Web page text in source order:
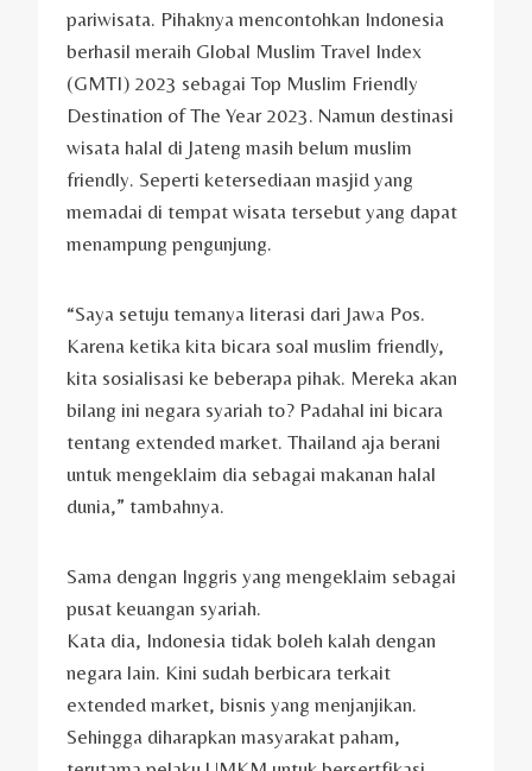
pariwisata. Pihaknya mencontohkan Indonesia
berhasil meraih Global Muslim Travel Index
(GMTI) 2023 sebagai Top Muslim Friendly
Destination of The Year 2023. Namun destinasi
wisata halal di Jateng masih belum muslim
friendly. Seperti ketersediaan masjid yang
memadai di tempat wisata tersebut yang dapat
menampung pengunjung.
“Saya setuju temanya literasi dari Jawa Pos.
Karena ketika kita bicara soal muslim friendly,
kita sosialisasi ke beberapa pihak. Mereka akan
bilang ini negara syariah to? Padahal ini bicara
tentang extended market. Thailand aja berani
untuk mengeklaim dia sebagai makanan halal
dunia,” tambahnya.
Sama dengan Inggris yang mengeklaim sebagai
pusat keuangan syariah.
Kata dia, Indonesia tidak boleh kalah dengan
negara lain. Kini sudah berbicara terkait
extended market, bisnis yang menjanjikan.
Sehingga diharapkan masyarakat paham,